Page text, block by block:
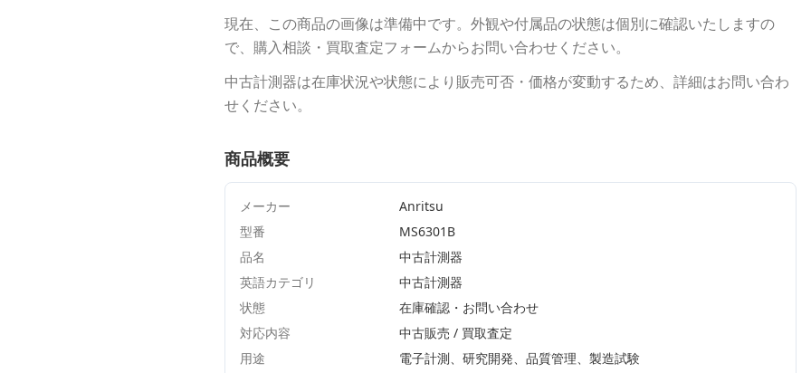
現在、この商品の画像は準備中です。外観や付属品の状態は個別に確認いたしますの
で、購入相談・買取査定フォームからお問い合わせください。
中古計測器は在庫状況や状態により販売可否・価格が変動するため、詳細はお問い合わ
せください。
商品概要
メーカー
Anritsu
型番
MS6301B
品名
中古計測器
英語カテゴリ
中古計測器
状態
在庫確認・お問い合わせ
対応内容
中古販売 / 買取査定
用途
電子計測、研究開発、品質管理、製造試験